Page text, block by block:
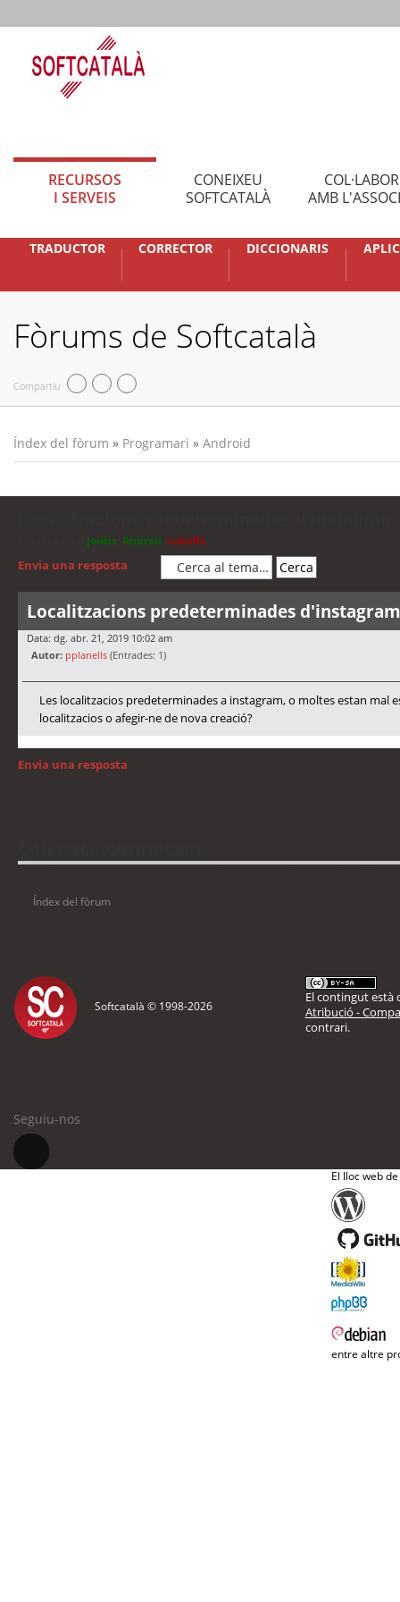
RECURSOS
I SERVEIS
CONEIXEU
SOFTCATALÀ
AMB
TRADUCTOR CORRECTOR DICCIONARIS
Fòrums de Softcatalà
Compartiu
Índex del fòrum » Programari » Android
jordis Andreu cubells
Envia una resposta
Localitzacions predeterminades d'instagram
Data: dg. abr. 21, 2019 10:02 am
Autor: pplanells (Entrades: 1)
Les localitzacios predeterminades a instagram, o moltes estan mal
localitzacios o afegir-ne de nova creació?
Envia una resposta
Índex del fòrum
Softcatalà © 1998-2026
El contingut està
Atribució -
contrari.
Seguiu-nos
El lloc web
entre altre